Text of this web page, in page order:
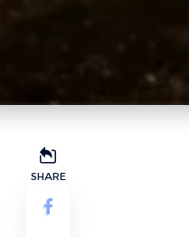
SHARE